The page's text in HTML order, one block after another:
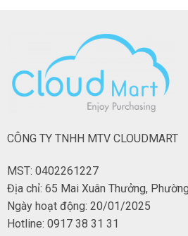
CÔNG TY TNHH MTV CLOUDMART
MST: 0402261227
Địa chỉ: 65 Mai Xuân Thưởng,
Ngày hoạt động: 20/01/2025
Hotline: 0917 38 31 31